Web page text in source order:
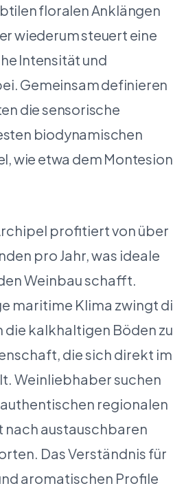
floralen Anklängen
wiederum steuert eine
Intensität und
Gemeinsam definieren
die sensorische
biodynamischen
wie etwa dem Montesion
profitiert von über
pro Jahr, was ideale
Weinbau schafft.
maritime Klima zwingt
die kalkhaltigen Böden zu
die sich direkt im
Weinliebhaber suchen
regionalen
austauschbaren
Das Verständnis für
aromatischen Profile